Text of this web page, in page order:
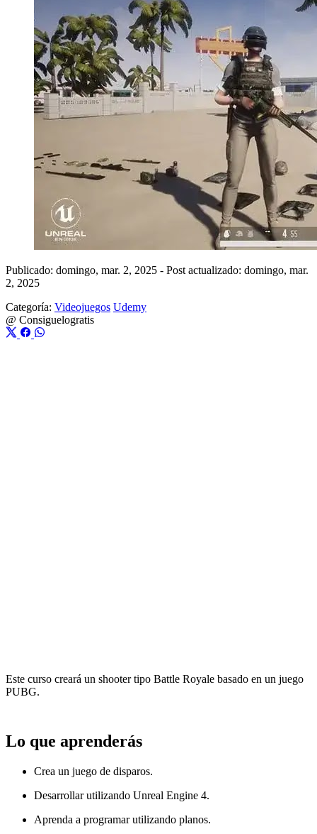
Publicado: domingo, mar. 2, 2025 - Post actualizado: domingo, mar.
2, 2025
Categoría: Videojuegos Udemy
@ Consiguelogratis
Este curso creará un shooter tipo Battle Royale basado en un juego
PUBG.
Lo que aprenderás
Crea un juego de disparos.
Desarrollar utilizando Unreal Engine 4.
Aprenda a programar utilizando planos.